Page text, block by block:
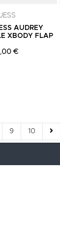
AUDREY
XBODY FLAP
€
9 10